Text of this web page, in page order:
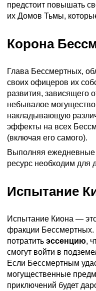
предстоит повышать
их Домов Тьмы,
Корона
Глава Бессмертных,
своих офицеров их
развития, зависящего
небывалое
накладывающую
эффекты на всех
(включая его самого).
Выполняя ежедневные
ресурс необходим для
Испытание
Испытание Киона —
фракции
потратить эссенцию,
смогут войти в
Если Бессмертным
могущественные
приключений будет